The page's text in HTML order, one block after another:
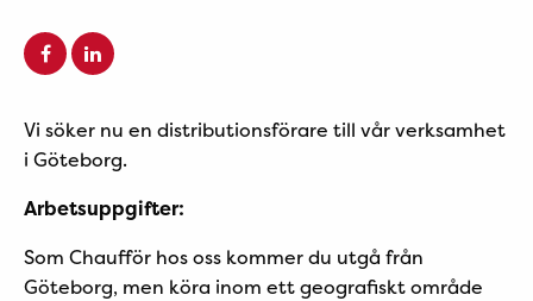
Vi söker nu en distributionsförare till vår verksamhet
i Göteborg.
Arbetsuppgifter:
Som Chaufför hos oss kommer du utgå från
Göteborg, men köra inom ett geografiskt område